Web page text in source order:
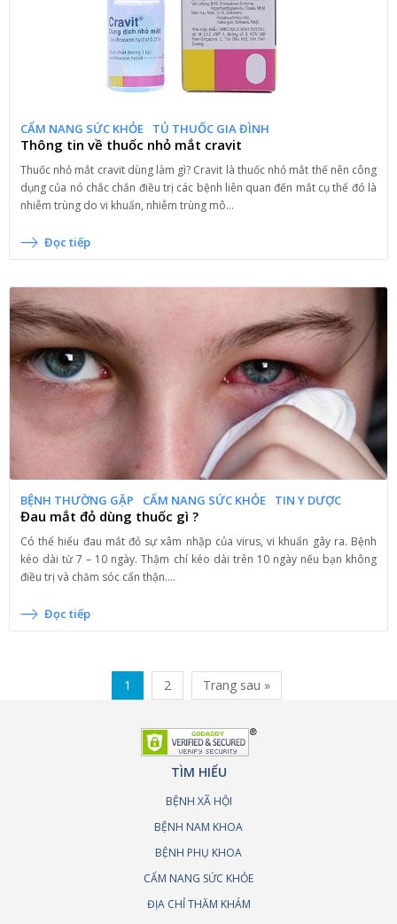
CẨM NANG SỨC KHỎE TỦ THUỐC GIA ĐÌNH
Thông tin về thuốc nhỏ mắt cravit
Thuốc nhỏ mắt cravit dùng làm gì? Cravit là thuốc nhỏ mắt thế nên công
dụng của nó chắc chắn điều trị các bệnh liên quan đến mắt cụ thể đó là
nhiễm trùng do vi khuẩn, nhiễm trùng mô...
Đọc tiếp
BỆNH THƯỜNG GẶP CẨM NANG SỨC KHỎE TIN Y DƯỢC
Đau mắt đỏ dùng thuốc gì ?
Có thể hiểu đau mắt đỏ sự xâm nhập của virus, vi khuẩn gây ra. Bệnh
kéo dài từ 7 – 10 ngày. Thậm chí kéo dài trên 10 ngày nếu bạn không
điều trị và chăm sóc cẩn thận....
Đọc tiếp
1 2 Trang sau »
TÌM HIỂU
BỆNH XÃ HỘI
BỆNH NAM KHOA
BỆNH PHỤ KHOA
CẨM NANG SỨC KHỎE
ĐỊA CHỈ THĂM KHÁM